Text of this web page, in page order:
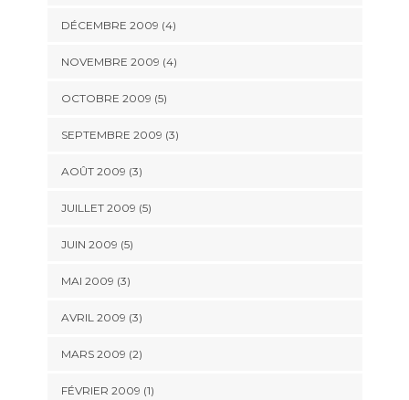
DÉCEMBRE 2009 (4)
NOVEMBRE 2009 (4)
OCTOBRE 2009 (5)
SEPTEMBRE 2009 (3)
AOÛT 2009 (3)
JUILLET 2009 (5)
JUIN 2009 (5)
MAI 2009 (3)
AVRIL 2009 (3)
MARS 2009 (2)
FÉVRIER 2009 (1)